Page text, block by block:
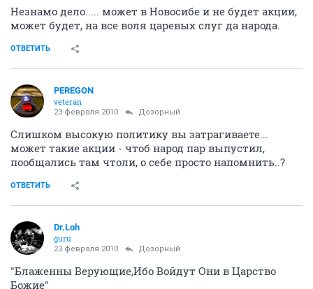
Незнамо дело..... может в Новосибе и не будет акции,
может будет, на все воля царевых слуг да народа.
ОТВЕТИТЬ
PEREGON
veteran
23 февраля 2010 Дозорный
Слишком высокую политику вы затрагиваете...
может такие акции - чтоб народ пар выпустил,
пообщались там чтоли, о себе просто напомнить..?
ОТВЕТИТЬ
Dr.Loh
guru
23 февраля 2010 Дозорный
"Блаженны Верующие,Ибо Войдут Они в Царство
Божие"